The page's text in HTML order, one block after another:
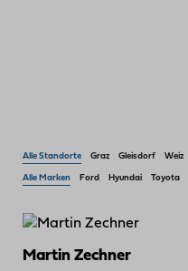
Alle Standorte Graz Gleisdorf Weiz
Alle Marken Ford Hyundai Toyota
Martin Zechner